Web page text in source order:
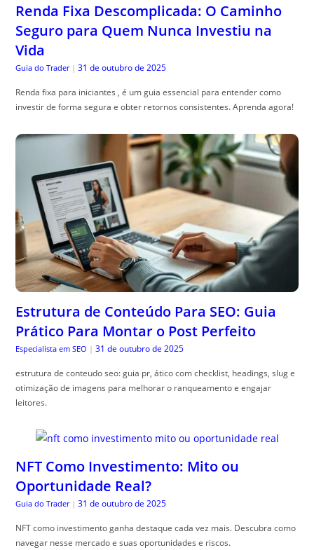
Renda Fixa Descomplicada: O Caminho
Seguro para Quem Nunca Investiu na
Vida
Guia do Trader | 31 de outubro de 2025
Renda fixa para iniciantes , é um guia essencial para entender como
investir de forma segura e obter retornos consistentes. Aprenda agora!
Estrutura de Conteúdo Para SEO: Guia
Prático Para Montar o Post Perfeito
Especialista em SEO | 31 de outubro de 2025
estrutura de conteudo seo: guia pr, ático com checklist, headings, slug e
otimização de imagens para melhorar o ranqueamento e engajar
leitores.
NFT Como Investimento: Mito ou
Oportunidade Real?
Guia do Trader | 31 de outubro de 2025
NFT como investimento ganha destaque cada vez mais. Descubra como
navegar nesse mercado e suas oportunidades e riscos.